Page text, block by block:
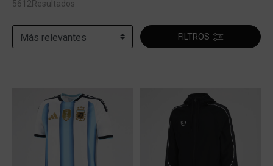
5612Resultados
FILTROS